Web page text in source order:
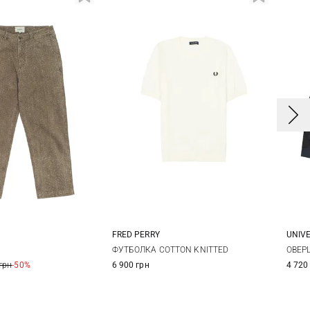
-50%
M L XL
FRED PERRY
ФУТБОЛКА COTTON KNITTED
6 900 грн
M
4 720